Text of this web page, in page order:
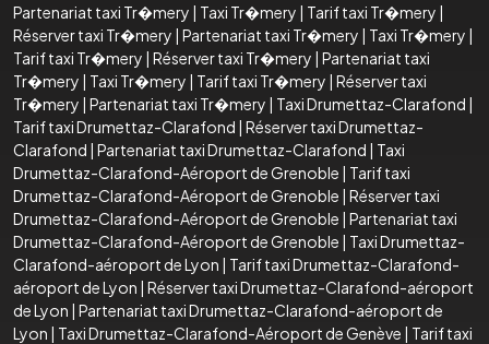
Partenariat taxi Tr�mery | Taxi Tr�mery | Tarif taxi Tr�mery |
Réserver taxi Tr�mery | Partenariat taxi Tr�mery | Taxi Tr�mery |
Tarif taxi Tr�mery | Réserver taxi Tr�mery | Partenariat taxi
Tr�mery | Taxi Tr�mery | Tarif taxi Tr�mery | Réserver taxi
Tr�mery | Partenariat taxi Tr�mery | Taxi Drumettaz-Clarafond |
Tarif taxi Drumettaz-Clarafond | Réserver taxi Drumettaz-
Clarafond | Partenariat taxi Drumettaz-Clarafond | Taxi
Drumettaz-Clarafond-Aéroport de Grenoble | Tarif taxi
Drumettaz-Clarafond-Aéroport de Grenoble | Réserver taxi
Drumettaz-Clarafond-Aéroport de Grenoble | Partenariat taxi
Drumettaz-Clarafond-Aéroport de Grenoble | Taxi Drumettaz-
Clarafond-aéroport de Lyon | Tarif taxi Drumettaz-Clarafond-
aéroport de Lyon | Réserver taxi Drumettaz-Clarafond-aéroport
de Lyon | Partenariat taxi Drumettaz-Clarafond-aéroport de
Lyon | Taxi Drumettaz-Clarafond-Aéroport de Genève | Tarif taxi